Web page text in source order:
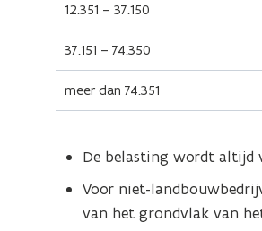
12.351 – 37.150
37.151 – 74.350
meer dan 74.351
De belasting wordt altijd
Voor niet-
van het grondvlak van